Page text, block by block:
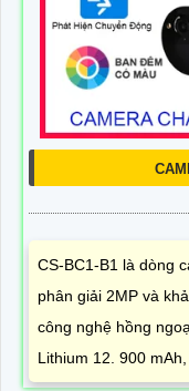
CS-BC1-B1 là dòng
phân giải 2MP và
công nghệ hồng
Lithium 12. 900